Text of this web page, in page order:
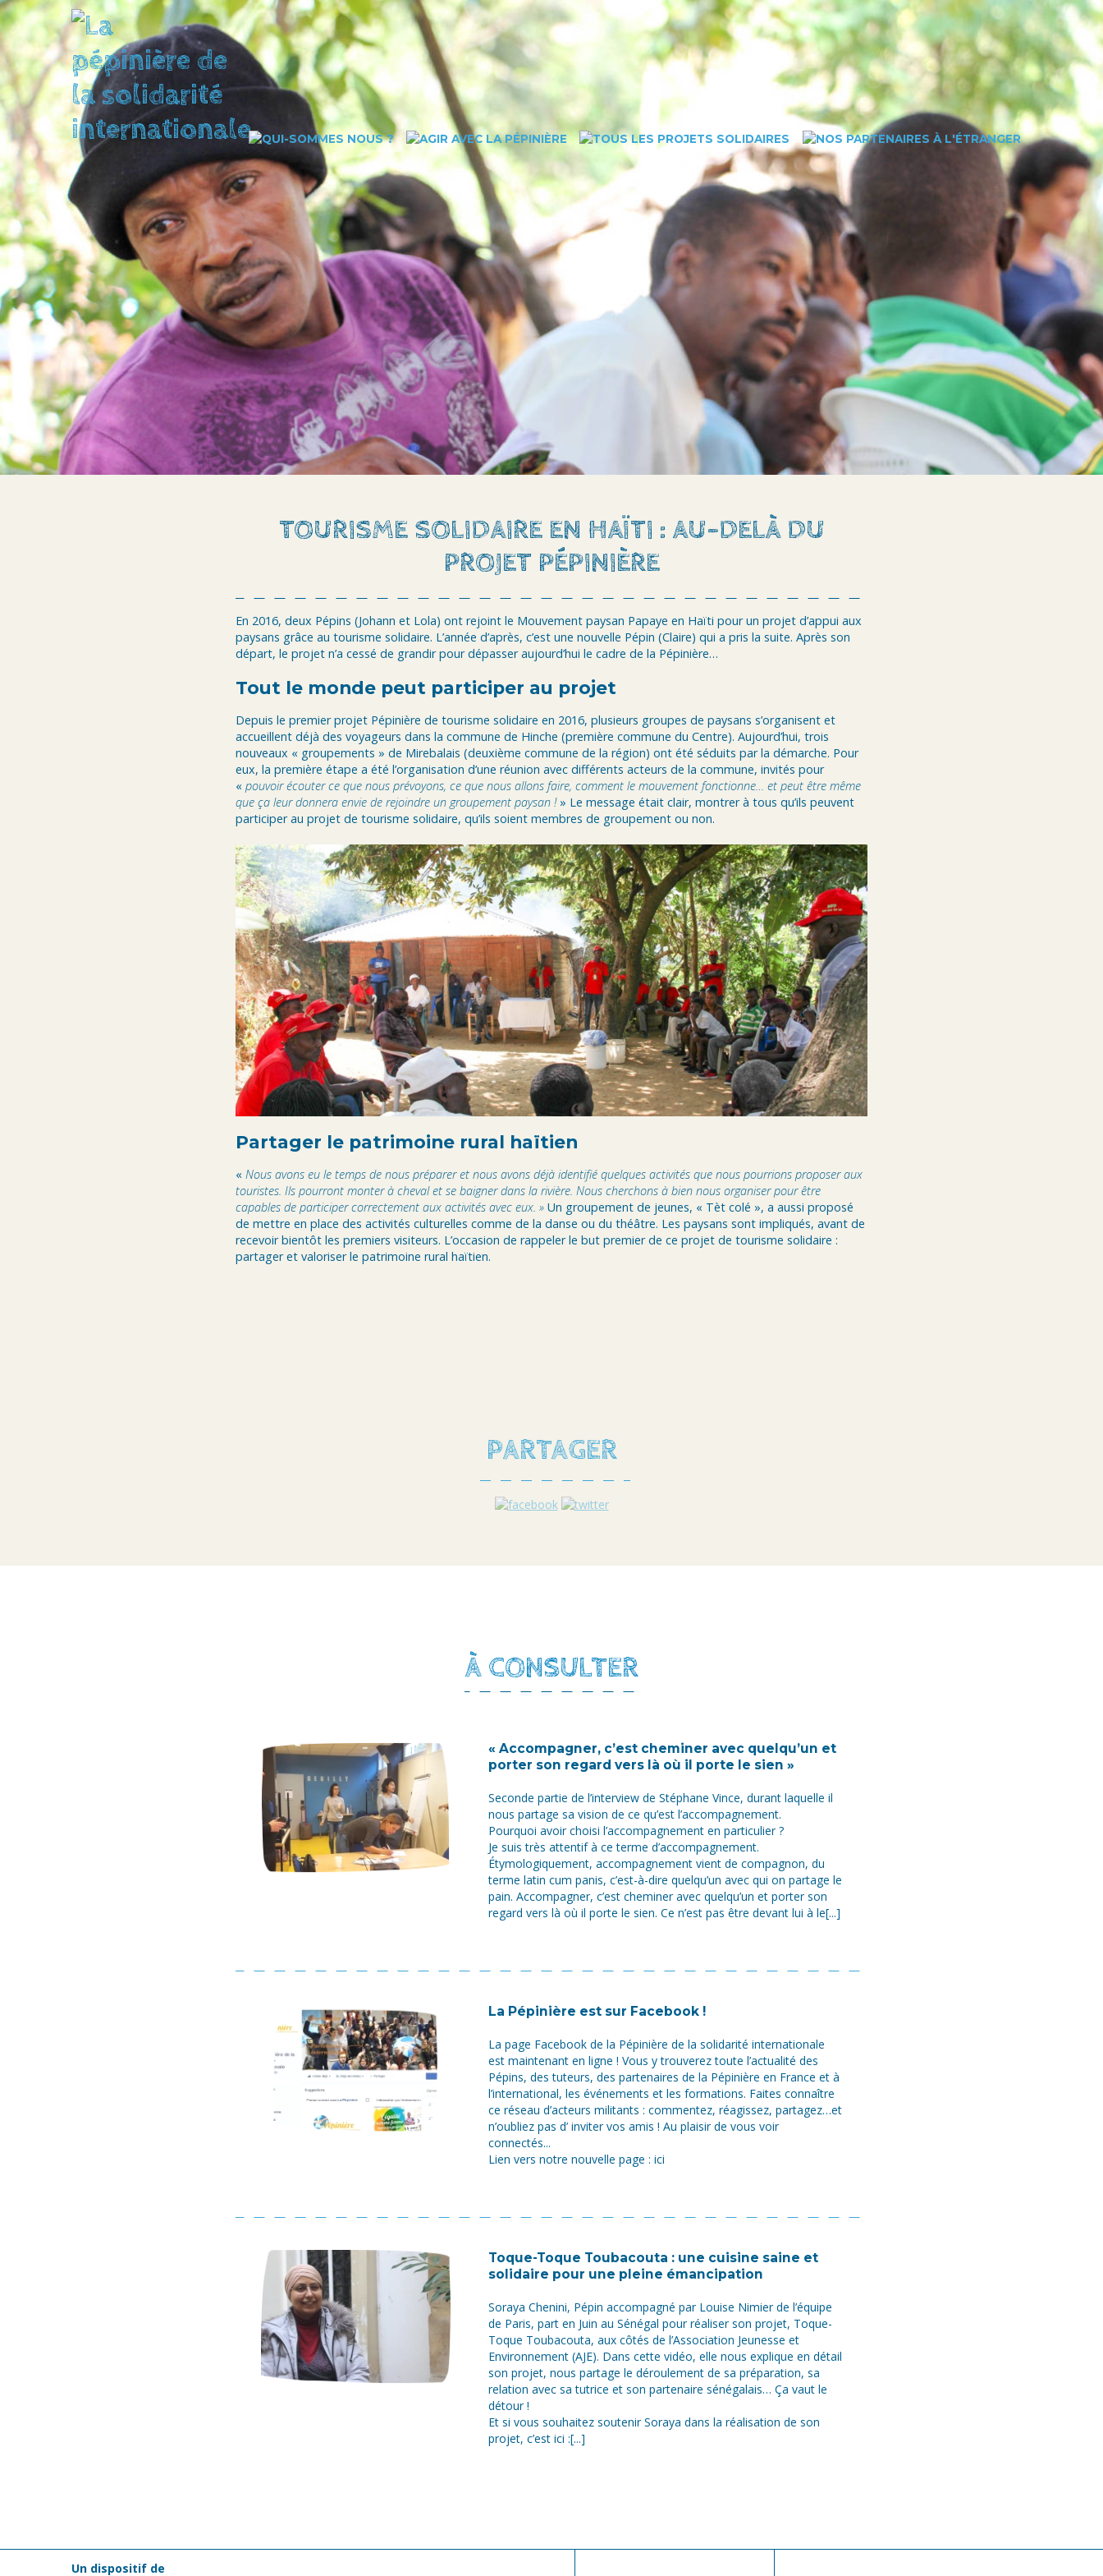
TOURISME SOLIDAIRE EN HAÏTI : AU-DELÀ DU
PROJET PÉPINIÈRE
En 2016, deux Pépins (Johann et Lola) ont rejoint le Mouvement paysan Papaye en Haïti pour un projet d’appui aux
paysans grâce au tourisme solidaire. L’année d’après, c’est une nouvelle Pépin (Claire) qui a pris la suite. Après son
départ, le projet n’a cessé de grandir pour dépasser aujourd’hui le cadre de la Pépinière…
Tout le monde peut participer au projet
Depuis le premier projet Pépinière de tourisme solidaire en 2016, plusieurs groupes de paysans s’organisent et
accueillent déjà des voyageurs dans la commune de Hinche (première commune du Centre). Aujourd’hui, trois
nouveaux « groupements » de Mirebalais (deuxième commune de la région) ont été séduits par la démarche. Pour
eux, la première étape a été l’organisation d’une réunion avec différents acteurs de la commune, invités pour
« pouvoir écouter ce que nous prévoyons, ce que nous allons faire, comment le mouvement fonctionne… et peut être même
que ça leur donnera envie de rejoindre un groupement paysan !» Le message était clair, montrer à tous qu’ils peuvent
participer au projet de tourisme solidaire, qu’ils soient membres de groupement ou non.
Partager le patrimoine rural haïtien
« Nous avons eu le temps de nous préparer et nous avons déjà identifié quelques activités que nous pourrions proposer aux
touristes. Ils pourront monter à cheval et se baigner dans la rivière. Nous cherchons à bien nous organiser pour être
capables de participer correctement aux activités avec eux. » Un groupement de jeunes, « Tèt colé », a aussi proposé
de mettre en place des activités culturelles comme de la danse ou du théâtre. Les paysans sont impliqués, avant de
recevoir bientôt les premiers visiteurs. L’occasion de rappeler le but premier de ce projet de tourisme solidaire :
partager et valoriser le patrimoine rural haïtien.
PARTAGER
À CONSULTER
« Accompagner, c’est cheminer avec quelqu’un et
porter son regard vers là où il porte le sien »
Seconde partie de l’interview de Stéphane Vince, durant laquelle il
nous partage sa vision de ce qu’est l’accompagnement.
Pourquoi avoir choisi l’accompagnement en particulier ?
Je suis très attentif à ce terme d’accompagnement.
Étymologiquement, accompagnement vient de compagnon, du
terme latin cum panis, c’est-à-dire quelqu’un avec qui on partage le
pain. Accompagner, c’est cheminer avec quelqu’un et porter son
regard vers là où il porte le sien. Ce n’est pas être devant lui à le[...]
La Pépinière est sur Facebook !
La page Facebook de la Pépinière de la solidarité internationale
est maintenant en ligne ! Vous y trouverez toute l’actualité des
Pépins, des tuteurs, des partenaires de la Pépinière en France et à
l’international, les événements et les formations. Faites connaître
ce réseau d’acteurs militants : commentez, réagissez, partagez…et
n’oubliez pas d’ inviter vos amis ! Au plaisir de vous voir
connectés...
Lien vers notre nouvelle page : ici
Toque-Toque Toubacouta : une cuisine saine et
solidaire pour une pleine émancipation
Soraya Chenini, Pépin accompagné par Louise Nimier de l’équipe
de Paris, part en Juin au Sénégal pour réaliser son projet, Toque-
Toque Toubacouta, aux côtés de l’Association Jeunesse et
Environnement (AJE). Dans cette vidéo, elle nous explique en détail
son projet, nous partage le déroulement de sa préparation, sa
relation avec sa tutrice et son partenaire sénégalais… Ça vaut le
détour !
Et si vous souhaitez soutenir Soraya dans la réalisation de son
projet, c’est ici :[...]
Un dispositif de